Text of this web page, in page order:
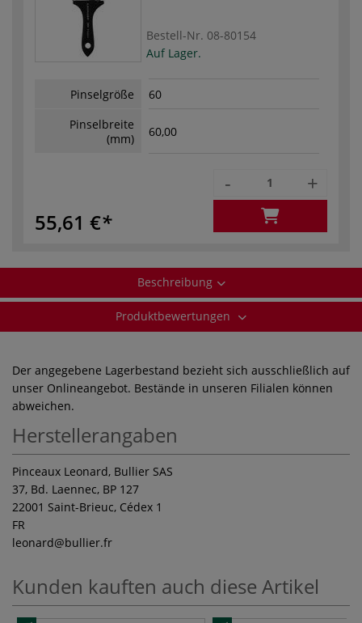
Bestell-Nr. 08-80154
Auf Lager.
Pinselgröße
60
Pinselbreite
(mm)
60,00
55,61 €
- +
Beschreibung
Produktbewertungen
Der angegebene Lagerbestand bezieht sich ausschließlich auf
unser Onlineangebot. Bestände in unseren Filialen können
abweichen.
Herstellerangaben
Pinceaux Leonard, Bullier SAS
37, Bd. Laennec, BP 127
22001 Saint-Brieuc, Cédex 1
FR
leonard@bullier.fr
Kunden kauften auch diese Artikel